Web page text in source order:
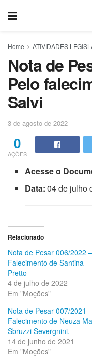
Home ATIVIDADES
Nota de
Pelo
Salvi
3 de agosto de 2022
0
AÇÕES
Acesse o
Data:04 de julho
Relacionado
Nota de Pesar 006/2022 –
Falecimento de Santina
Pretto
4 de julho de 2022
Em "Moções"
Nota de Pesar 007/2021 –
Falecimento de Neuza
Sbruzzi Severgnini.
14 de junho de 2021
Em "Moções"